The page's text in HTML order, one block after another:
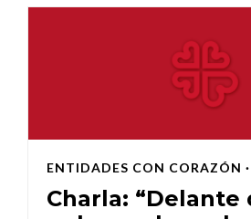
ENTIDADES CON CORAZÓN
Charla: “Delante